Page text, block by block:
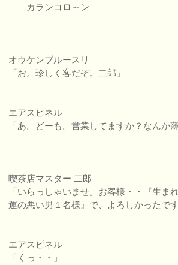
カランコロ～ン
オウケンブルースリ
「お。珍しく客だぞ。二郎」
エアスピネル
「あ。どーも。営業してますか？なんか
喫茶店マスター 二郎
「いらっしゃいませ。お客様・・『生ま
運の悪い男１名様』で、よろしかったです
エアスピネル
「くっ・・」